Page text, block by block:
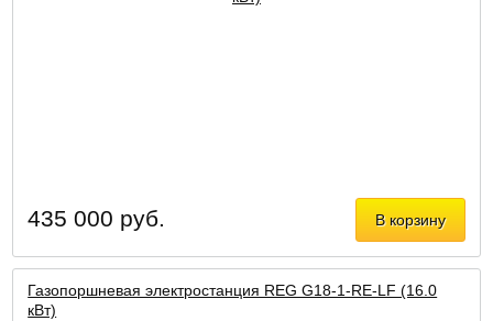
В корзину
435 000 руб.
Газопоршневая электростанция REG G18-1-RE-LF (16.0
кВт)